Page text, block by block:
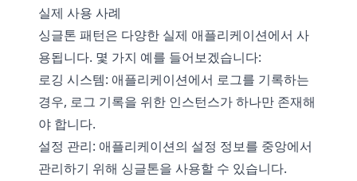
실제 사용 사례
싱글톤 패턴은 다양한 실제 애플리케이션에서 사
용됩니다. 몇 가지 예를 들어보겠습니다:
로깅 시스템: 애플리케이션에서 로그를 기록하는
경우, 로그 기록을 위한 인스턴스가 하나만 존재해
야 합니다.
설정 관리: 애플리케이션의 설정 정보를 중앙에서
관리하기 위해 싱글톤을 사용할 수 있습니다.